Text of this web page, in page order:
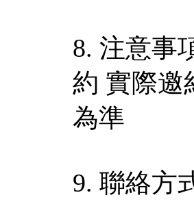
8. 注意事
約 實際邀
為準
9. 聯絡方